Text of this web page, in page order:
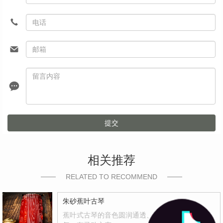
提交
相关推荐
RELATED TO RECOMMEND
朱砂蕉叶古琴
蕉叶式古琴的音色圆润通透、中正平和、通体贯